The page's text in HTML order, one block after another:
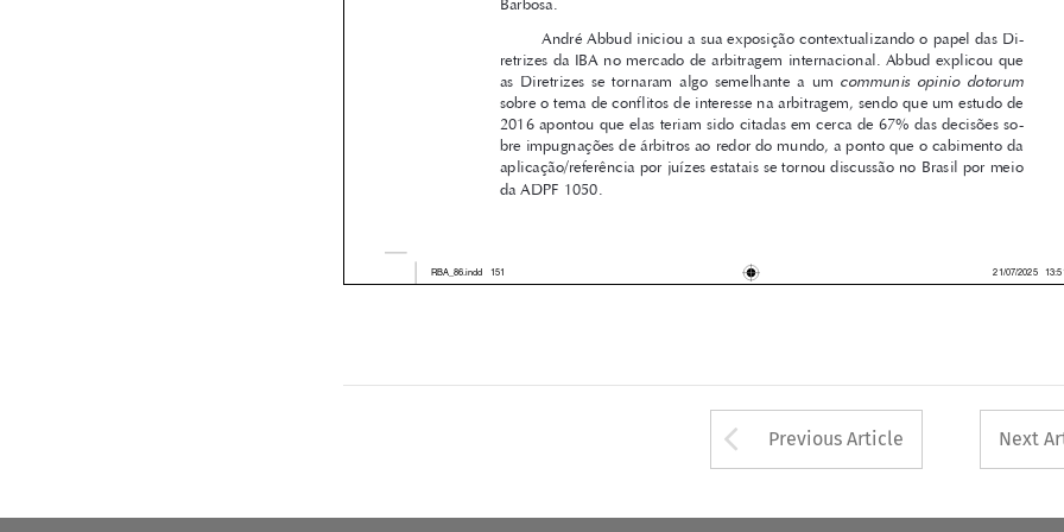











sobre o tema de conflitos de interesse na arbitragem, sendo que um estudo de
2016 apontou que elas teriam sido citadas em cerca de 67% das decisões so-
bre impugnações de árbitros ao redor do mundo, a ponto que o cabimento da
aplicação/referência por juízes estatais se tornou discussão no Brasil por meio
da ADPF 1050.
RBA_86.indd   151 21/07/2025   13:51:38
Arrow button used
Previous Article Next